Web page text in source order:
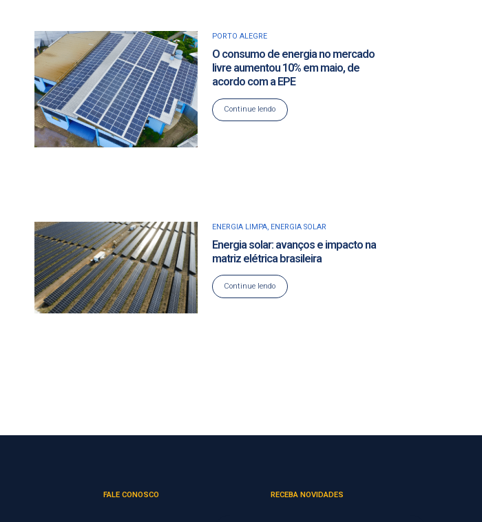
PORTO ALEGRE
O consumo de energia no mercado
livre aumentou 10% em maio, de
acordo com a EPE
Continue lendo
ENERGIA LIMPA, ENERGIA SOLAR
Energia solar: avanços e impacto na
matriz elétrica brasileira
Continue lendo
FALE CONOSCO RECEBA NOVIDADES